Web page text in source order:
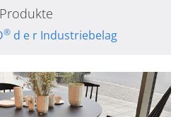
® d e r Industriebelag